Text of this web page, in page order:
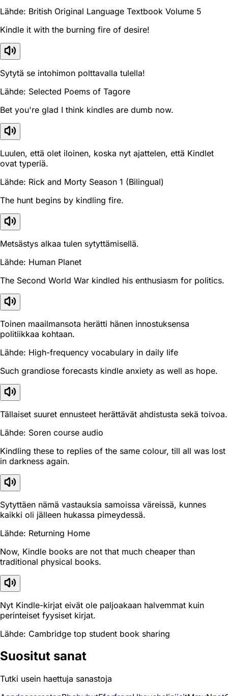
Lähde: British Original Language Textbook Volume 5
Kindle it with the burning fire of desire!
Sytytä se intohimon polttavalla tulella!
Lähde: Selected Poems of Tagore
Bet you're glad I think kindles are dumb now.
Luulen, että olet iloinen, koska nyt ajattelen, että Kindlet
ovat typeriä.
Lähde: Rick and Morty Season 1 (Bilingual)
The hunt begins by kindling fire.
Metsästys alkaa tulen sytyttämisellä.
Lähde: Human Planet
The Second World War kindled his enthusiasm for politics.
Toinen maailmansota herätti hänen innostuksensa
politiikkaa kohtaan.
Lähde: High-frequency vocabulary in daily life
Such grandiose forecasts kindle anxiety as well as hope.
Tällaiset suuret ennusteet herättävät ahdistusta sekä toivoa.
Lähde: Soren course audio
Kindling these to replies of the same colour, till all was lost
in darkness again.
Sytyttäen nämä vastauksia samoissa väreissä, kunnes
kaikki oli jälleen hukassa pimeydessä.
Lähde: Returning Home
Now, Kindle books are not that much cheaper than
traditional physical books.
Nyt Kindle-kirjat eivät ole paljoakaan halvemmat kuin
perinteiset fyysiset kirjat.
Lähde: Cambridge top student book sharing
Suositut sanat
Tutki usein haettuja sanastoja